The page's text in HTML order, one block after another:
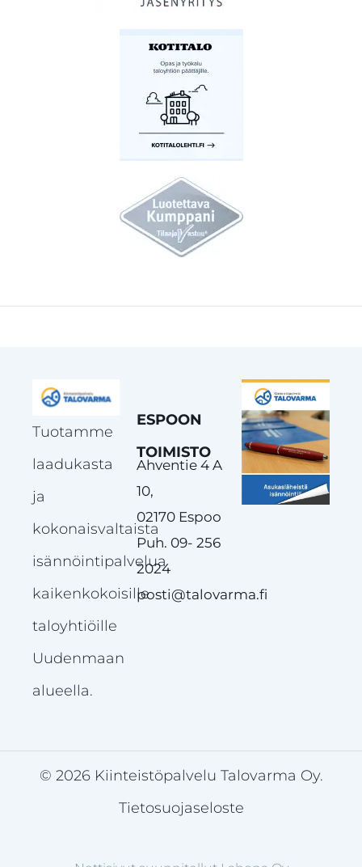
Tuotamme
laadukasta
ja
kokonaisvaltaista
isännöintipalvelua
kaikenkokoisille
taloyhtiöille
Uudenmaan
alueella.
ESPOON
TOIMISTO
Ahventie 4 A
10,
02170 Espoo
Puh. 09- 256
2024
posti@talovarma.fi
© 2026 Kiinteistöpalvelu Talovarma Oy.
Tietosuojaseloste